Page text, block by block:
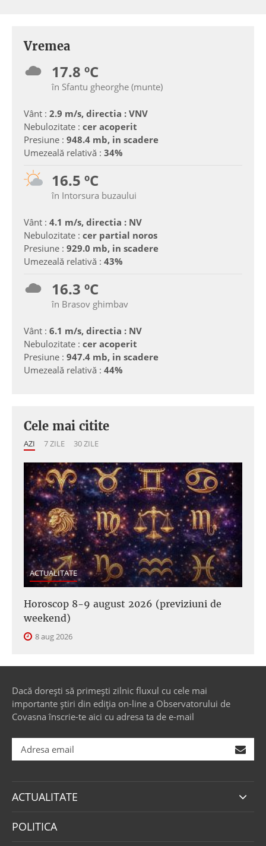
Vremea
17.8 ºC
în Sfantu gheorghe (munte)
Vânt : 2.9 m/s, directia : VNV
Nebulozitate : cer acoperit
Presiune : 948.4 mb, in scadere
Umezeală relativă : 34%
16.5 ºC
în Intorsura buzaului
Vânt : 4.1 m/s, directia : NV
Nebulozitate : cer partial noros
Presiune : 929.0 mb, in scadere
Umezeală relativă : 43%
16.3 ºC
în Brasov ghimbav
Vânt : 6.1 m/s, directia : NV
Nebulozitate : cer acoperit
Presiune : 947.4 mb, in scadere
Umezeală relativă : 44%
Cele mai citite
AZI 7 ZILE 30 ZILE
ACTUALITATE
Horoscop 8-9 august 2026 (previziuni de
weekend)
8 aug 2026
Dacă dorești să primești zilnic fluxul cu cele mai
importante știri din ediția on-line a Observatorului de
Covasna înscrie-te aici cu adresa ta de e-mail
ACTUALITATE
POLITICA